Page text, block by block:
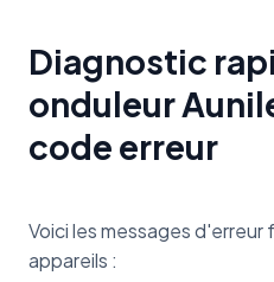
Diagnostic
onduleur
code erreur
Voici les messages
appareils :